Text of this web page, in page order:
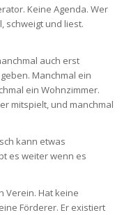
Keine Agenda. Wer
schweigt und liest.
auch erst
Manchmal ein
ein Wohnzimmer.
mitspielt, und manchmal
kann etwas
es weiter wenn es
Verein. Hat keine
Förderer. Er existiert